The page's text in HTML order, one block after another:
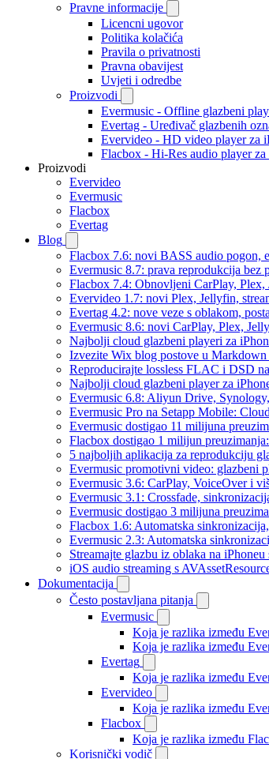
Pravne informacije
Licencni ugovor
Politika kolačića
Pravila o privatnosti
Pravna obavijest
Uvjeti i odredbe
Proizvodi
Evermusic - Offline glazbeni
Evertag - Uređivač glazbenih
Evervideo - HD video player za
Flacbox - Hi-Res audio player
Proizvodi
Evervideo
Evermusic
Flacbox
Evertag
Blog
Flacbox 7.6: novi BASS audio pogon,
Evermusic 8.7: prava reprodukcija bez
Flacbox 7.4: Obnovljeni CarPlay,
Evervideo 1.7: novi Plex, Jellyfin,
Evertag 4.2: nove veze s oblakom,
Evermusic 8.6: novi CarPlay, Plex,
Najbolji cloud glazbeni playeri za
Izvezite Wix blog postove u
Reproducirajte lossless FLAC i DSD
Najbolji cloud glazbeni player za
Evermusic 6.8: Aliyun Drive,
Evermusic Pro na Setapp Mobile:
Evermusic dostigao 11 milijuna
Flacbox dostigao 1 milijun
5 najboljih aplikacija za reprodukciju
Evermusic promotivni video: glazbeni
Evermusic 3.6: CarPlay, VoiceOver i
Evermusic 3.1: Crossfade,
Evermusic dostigao 3 milijuna
Flacbox 1.6: Automatska
Evermusic 2.3: Automatska
Streamajte glazbu iz oblaka na
iOS audio streaming s
Dokumentacija
Često postavljana pitanja
Evermusic
Koja je razlika između
Koja je razlika između
Evertag
Koja je razlika između
Evervideo
Koja je razlika između
Flacbox
Koja je razlika između
Korisnički vodič